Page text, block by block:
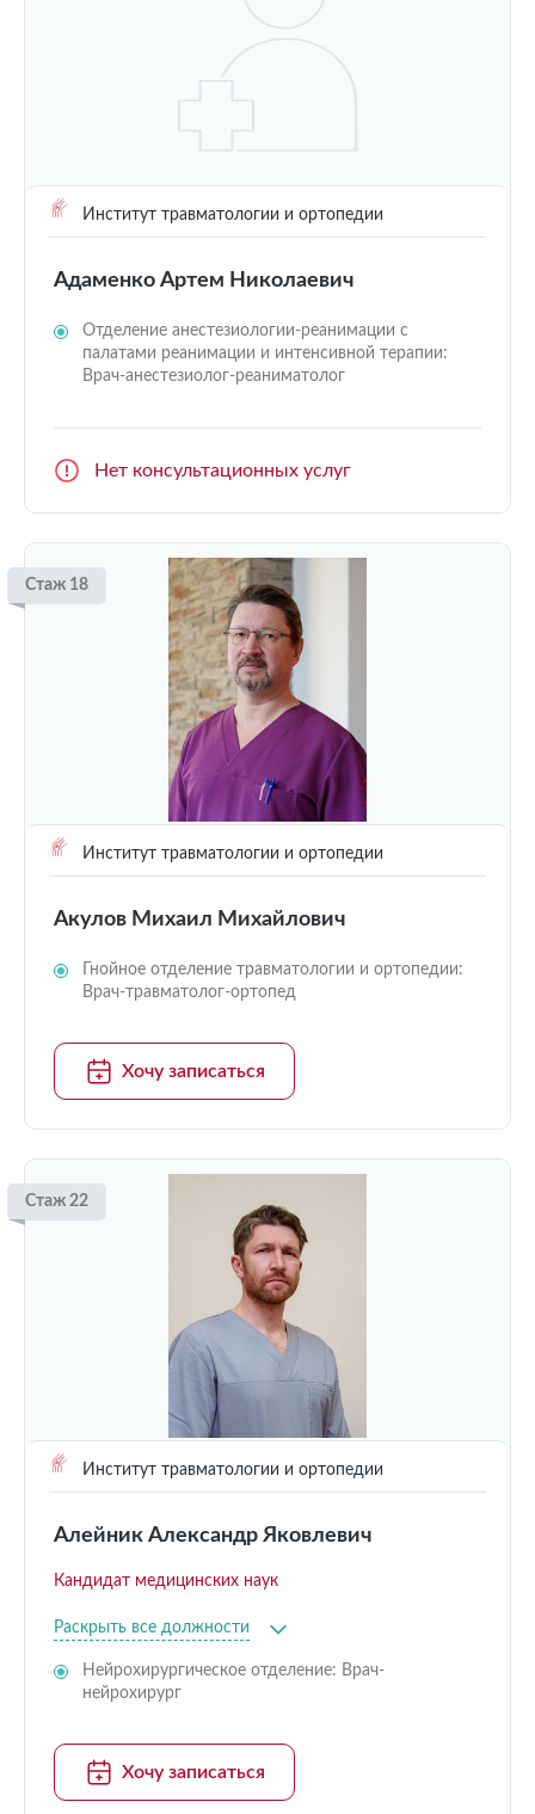
Институт травматологии и ортопедии
Адаменко Артем Николаевич
Отделение анестезиологии-реанимации с
палатами реанимации и интенсивной терапии:
Врач-анестезиолог-реаниматолог
Нет консультационных услуг
Стаж 18
Институт травматологии и ортопедии
Акулов Михаил Михайлович
Гнойное отделение травматологии и ортопедии:
Врач-травматолог-ортопед
Хочу записаться
Стаж 22
Институт травматологии и ортопедии
Алейник Александр Яковлевич
Кандидат медицинских наук
Раскрыть все должности
Нейрохирургическое отделение: Врач-
нейрохирург
Хочу записаться